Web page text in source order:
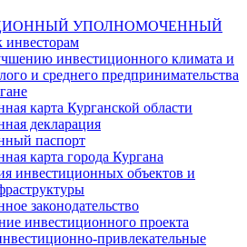
УПОЛНОМОЧЕННЫЙ
инвестиционного климата и
и среднего предпринимательства
карта Курганской области
декларация
паспорт
карта города Кургана
инвестиционных объектов и
законодательство
инвестиционного проекта
привлекательные